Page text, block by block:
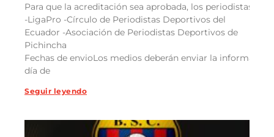
Para que la acreditación sea aprobada, los periodistas
-LigaPro -Círculo de Periodistas Deportivos del
Ecuador -Asociación de Periodistas Deportivos de
Pichincha
Fechas de envioLos medios deberán enviar la
día de
Seguir leyendo